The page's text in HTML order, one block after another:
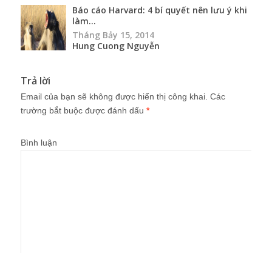
Báo cáo Harvard: 4 bí quyết nên lưu ý khi
làm...
Tháng Bảy 15, 2014
Hung Cuong Nguyễn
Trả lời
Email của bạn sẽ không được hiển thị công khai. Các
trường bắt buộc được đánh dấu *
Bình luận